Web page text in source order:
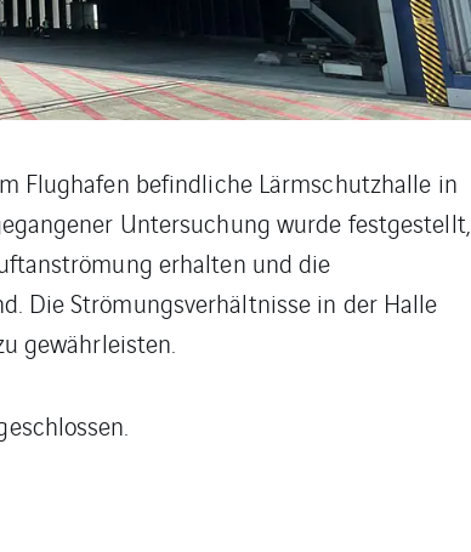
Flughafen befindliche Lärmschutzhalle in
Untersuchung wurde festgestellt,
erhalten und die
Die Strömungsverhältnisse in der Halle
gewährleisten.